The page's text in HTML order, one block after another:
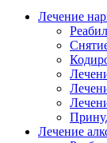
Лечение
Лечение